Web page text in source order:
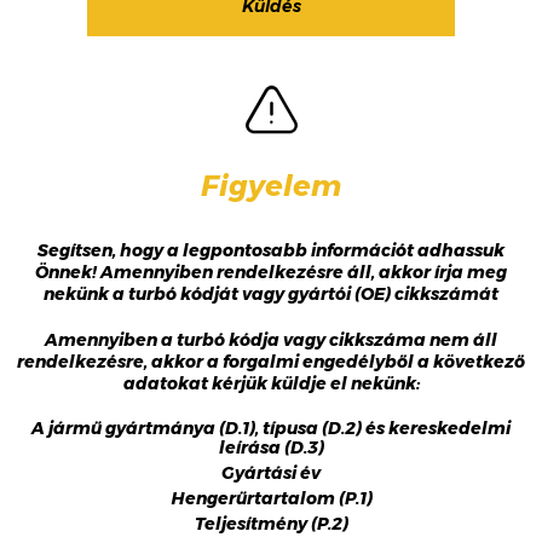
Figyelem
Segítsen, hogy a legpontosabb információt adhassuk
Önnek! Amennyiben rendelkezésre áll, akkor írja meg
nekünk a turbó kódját vagy gyártói (OE) cikkszámát
Amennyiben a turbó kódja vagy cikkszáma nem áll
rendelkezésre, akkor a forgalmi engedélyből a következő
adatokat kérjük küldje el nekünk:
A jármű gyártmánya (D.1), típusa (D.2) és kereskedelmi
leírása (D.3)
Gyártási év
Hengerűrtartalom (P.1)
Teljesítmény (P.2)